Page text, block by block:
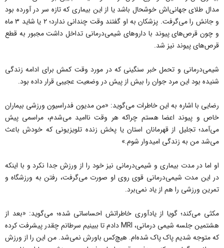
مدال طلای جهانی‌اش خوشحال باشد یا از این بیماری که تازه سر در آورده بود
و جانش را می‌گرفت. پزشکان به او گفتند وقت چندانی ندارد؛ ۲ یا شاید ۳ ماه
و چون قرص‌های پیوند با داروهای شیمی‌درمانی تداخل داشت مجبور به قطع
قرص‌های پیوند نیز شد.
شیمی‌درمانی و تحمل خبر سنگینی که در مورد وقت کمش برای ادامه زندگی
شنیده بود این مرد جوان را بیش از پیش در وضعیت عجیبی قرار داده بود.
رضایی با اشاره به این خاطرات می‌گوید: «من مدیون فدراسیون ورزشی بیماران
خاص و پیوند اعضا هستم چراکه هر وقت ناامید می‌شدم، مراسمی پیش
می‌آمد؛ تجلیل از قهرمانان استان یا پخش زنده تلویزیونی که خودش باعث
می‌شد من به زندگی امیدوار شوم.»
او اما در مدت بیماری و شیمی‌درمانی نیز خود را از ورزش جدا نکرد و با اینکه
در این مدت شیمی‌درمانی قوی روی او صورت می‌گرفت، رفتن به ورزشگاه و
تمرین ورزشی را هم از یاد نمی‌برد.
مکثی می‌کند؛ گویا از یادآوری خاطراتش احساساتی شده؛ می‌گوید: «بعد از
هشتمین جلسه شیمی درمانی، MRI دادم تا ببینیم سرطانم چقدر پیشرفت کرده
که متوجه شدیم پاک پاک شده‌ام. هیچ‌کس باورش نمی‌شد. من این را از ورزش